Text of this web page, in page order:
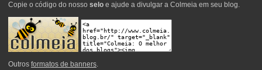
Copie o código do nosso seloe ajude a divulgar a Colmeia em seu blog.
Outros formatos de banners.